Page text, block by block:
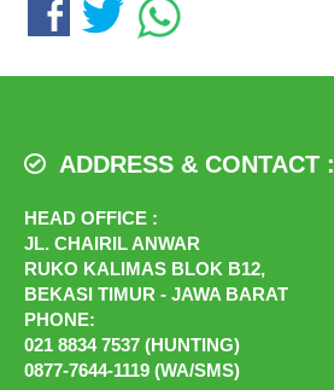
ADDRESS & CONTACT :
HEAD OFFICE :
JL. CHAIRIL ANWAR
RUKO KALIMAS BLOK B12,
BEKASI TIMUR - JAWA BARAT
PHONE:
021 8834 7537 (HUNTING)
0877-7644-1119 (WA/SMS)